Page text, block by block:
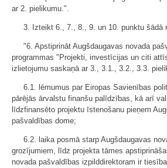
ar 2. pielikumu.".
3. Izteikt 6., 7., 8., 9. un 10. punktu šādā
"6. Apstiprināt Augšdaugavas novada
programmas "Projekti, investīcijas un citi
izlietojumu saskaņā ar 3., 3.1., 3.2., 3.3.
6.1. lēmumus par Eiropas Savienības
pārējās ārvalstu finanšu palīdzības, kā arī
līdzfinansēto projektu īstenošanu pieņem
pašvaldības dome;
6.2. laika posmā starp Augšdaugavas
grozījumiem, līdz projekta tāmes
novada pašvaldības izpilddirektoram ir